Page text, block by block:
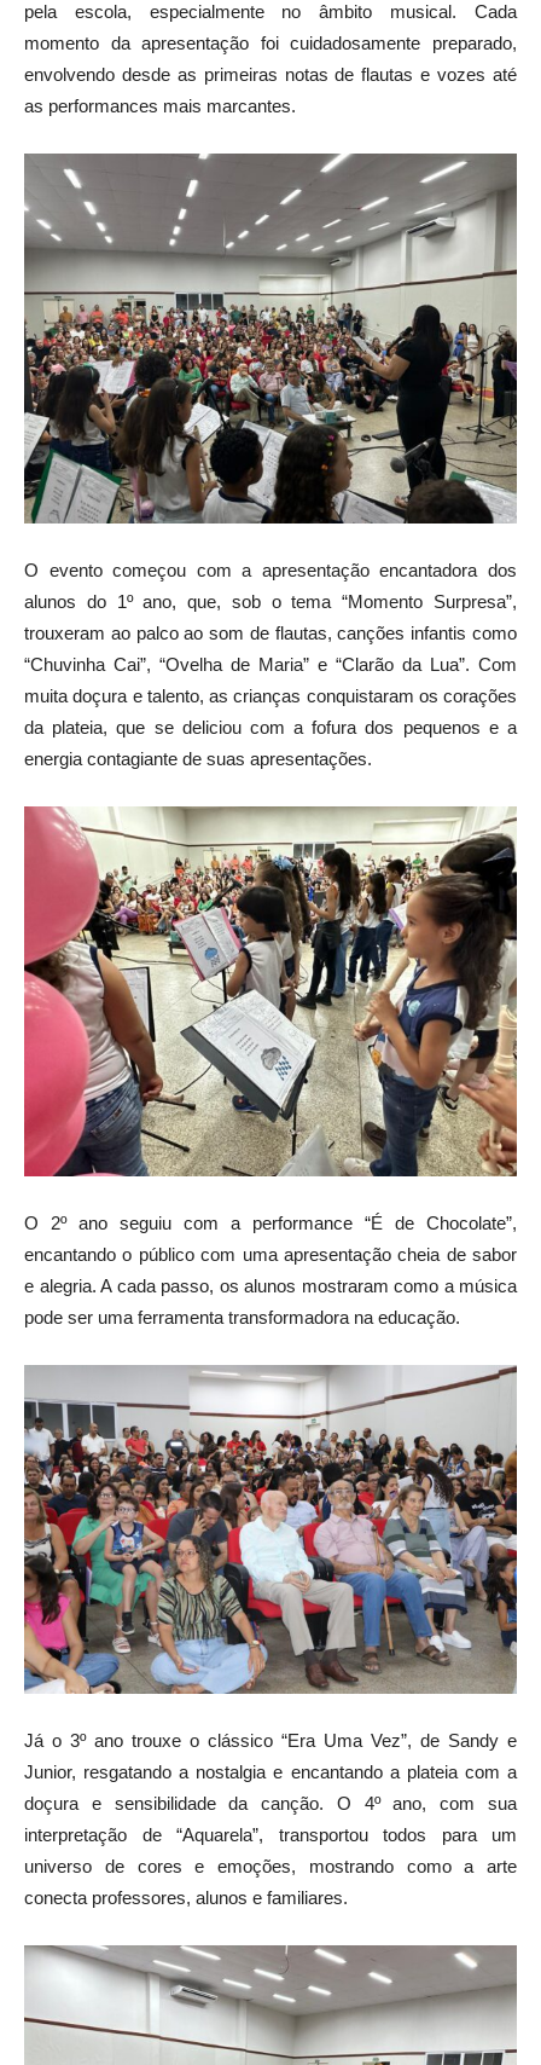
pela escola, especialmente no âmbito musical. Cada
momento da apresentação foi cuidadosamente preparado,
envolvendo desde as primeiras notas de flautas e vozes até
as performances mais marcantes.
O evento começou com a apresentação encantadora dos
alunos do 1º ano, que, sob o tema “Momento Surpresa”,
trouxeram ao palco ao som de flautas, canções infantis como
“Chuvinha Cai”, “Ovelha de Maria” e “Clarão da Lua”. Com
muita doçura e talento, as crianças conquistaram os corações
da plateia, que se deliciou com a fofura dos pequenos e a
energia contagiante de suas apresentações.
O 2º ano seguiu com a performance “É de Chocolate”,
encantando o público com uma apresentação cheia de sabor
e alegria. A cada passo, os alunos mostraram como a música
pode ser uma ferramenta transformadora na educação.
Já o 3º ano trouxe o clássico “Era Uma Vez”, de Sandy e
Junior, resgatando a nostalgia e encantando a plateia com a
doçura e sensibilidade da canção. O 4º ano, com sua
interpretação de “Aquarela”, transportou todos para um
universo de cores e emoções, mostrando como a arte
conecta professores, alunos e familiares.